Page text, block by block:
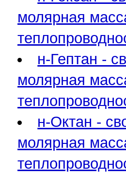
молярная
н-Гептан -
молярная
н-Октан -
молярная